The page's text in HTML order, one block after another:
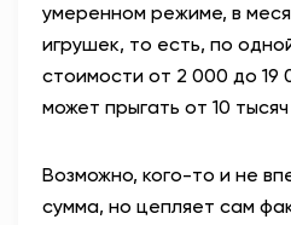
умеренном режиме, в
игрушек, то есть, по
стоимости от 2 000 до 19
может прыгать от 10
Возможно, кого-то и не
сумма, но цепляет сам